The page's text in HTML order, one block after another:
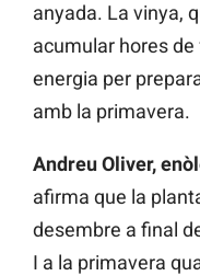
anyada. La vinya,
acumular hores
energia per
amb la primavera.
Andreu Oliver,
afirma que la
desembre a final
I a la primavera